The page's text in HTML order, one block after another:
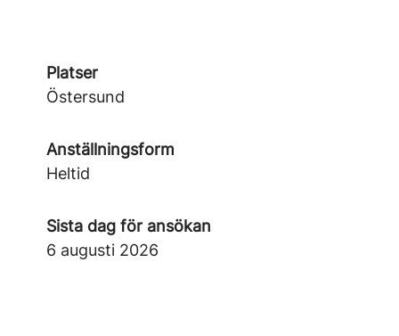
Platser
Östersund
Anställningsform
Heltid
Sista dag för ansökan
6 augusti 2026